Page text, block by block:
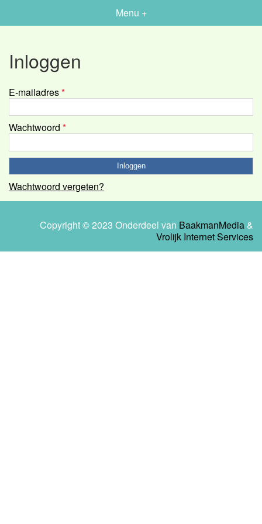
Menu +
Inloggen
E-mailadres*
Wachtwoord *
Wachtwoord vergeten?
Copyright © 2023 Onderdeel van BaakmanMedia &
Vrolijk Internet Services